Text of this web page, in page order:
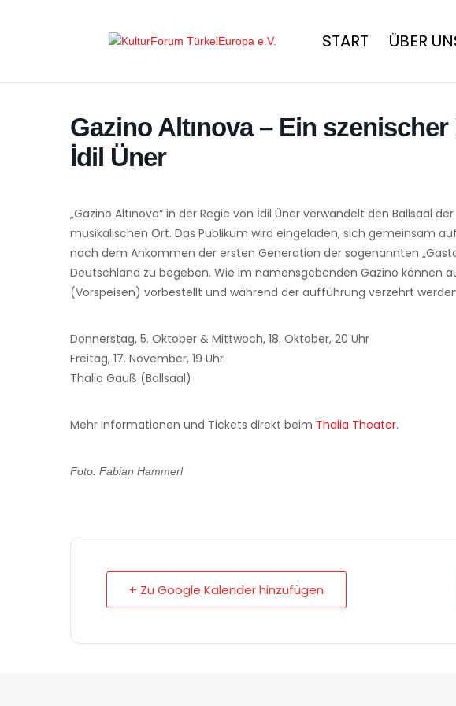
START ÜBER
Gazino Altınova – Ein
İdil Üner
„Gazino Altınova“ in der Regie von İdil Üner verwandelt den Ballsaal
musikalischen Ort. Das Publikum wird eingeladen, sich gemeinsam
nach dem Ankommen der ersten Generation der sogenannten
Deutschland zu begeben. Wie im namensgebenden Gazino können
(Vorspeisen) vorbestellt und während der aufführung verzehrt
Donnerstag, 5. Oktober & Mittwoch, 18. Oktober, 20 Uhr
Freitag, 17. November, 19 Uhr
Thalia Gauß (Ballsaal)
Mehr Informationen und Tickets direkt beim Thalia Theater.
Foto: Fabian Hammerl
+ Zu Google Kalender hinzufügen